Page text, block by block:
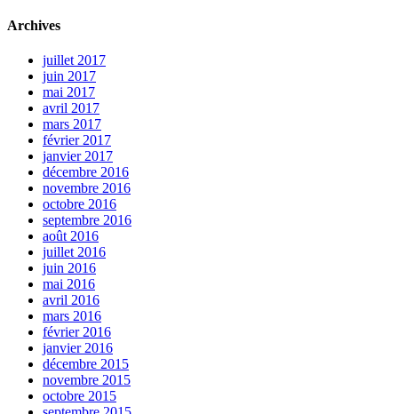
Archives
juillet 2017
juin 2017
mai 2017
avril 2017
mars 2017
février 2017
janvier 2017
décembre 2016
novembre 2016
octobre 2016
septembre 2016
août 2016
juillet 2016
juin 2016
mai 2016
avril 2016
mars 2016
février 2016
janvier 2016
décembre 2015
novembre 2015
octobre 2015